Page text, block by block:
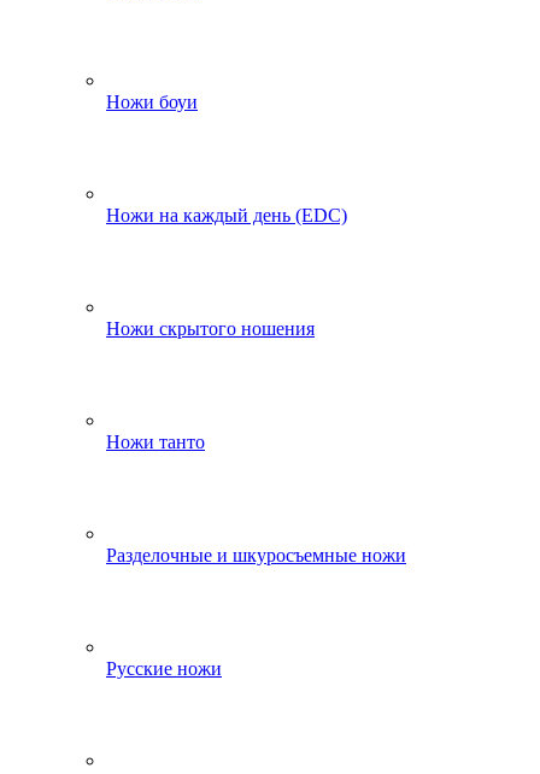
Ножи боуи
Ножи на каждый день (EDC)
Ножи скрытого ношения
Ножи танто
Разделочные и шкуросъемные ножи
Русские ножи